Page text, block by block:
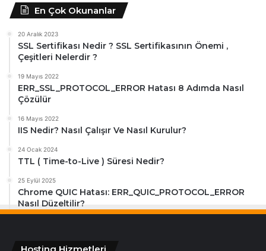
En Çok Okunanlar
20 Aralık 2023
SSL Sertifikası Nedir ? SSL Sertifikasının Önemi ,
Çeşitleri Nelerdir ?
19 Mayıs 2022
ERR_SSL_PROTOCOL_ERROR Hatası 8 Adımda Nasıl
Çözülür
16 Mayıs 2022
IIS Nedir? Nasıl Çalışır Ve Nasıl Kurulur?
24 Ocak 2024
TTL ( Time-to-Live ) Süresi Nedir?
25 Eylül 2025
Chrome QUIC Hatası: ERR_QUIC_PROTOCOL_ERROR
Nasıl Düzeltilir?